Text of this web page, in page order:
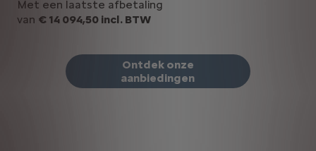
Illustratief voorbeeld van het
Met een laatste afbetaling
van € 14 094,50 incl. BTW
Ontdek onze
aanbiedingen